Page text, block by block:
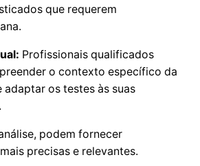
que requerem
Profissionais qualificados
o contexto específico da
adaptar os testes às suas
podem fornecer
precisas e relevantes.